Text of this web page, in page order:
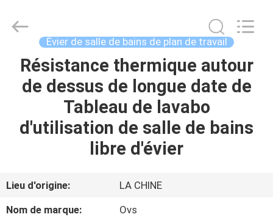
MAISON
PRODUITS
DE
NOUS
bains
bathroomstoilet.com.
Évier de salle de bains de plan de travail
Résistance thermique autour
de dessus de longue date de
Tableau de lavabo
d'utilisation de salle de bains
libre d'évier
Lieu d'origine:
LA CHINE
Nom de marque:
Ovs